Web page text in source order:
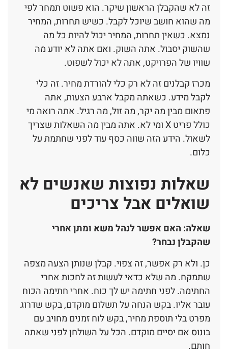
זה לא שהקבלן הראשון שיקר. הוא פשוט תמחר לפי
מה שהוא חושב שיוכל לקבל. כשיש תחרות, המחיר
נמצא. כשאין תחרות, המחיר יכול להיות כל מה
שהשוק יסבול. אתה השוק. ואם אתה לא יודע מה
שוויו של הפרויקט, אתה לא יכול לשפוט.
מכרז קבלנים זה לא רק כלי להורדת מחיר. זה כלי
לקבל מידע. כשאתה מקבל ארבע הצעות, אתה
פתאום מבין מה יקר, מה זול, מה רגיל. אתה רואה מי
כולל פריט X ומי לא. אתה מבין מה השאלות שצריך
לשאול. הידע הזה שווה כסף עוד לפני שחתמת על
כלום.
שאלות נפוצות שאנשים לא
שואלים אבל צריכים
שאלה: האם אפשר לנהל משא ומתן אחרי
שהקבלן נבחר?
כן. ולא רק אפשר, זה צפוי. קבלן שנותן הצעה מצפה
שתמקח. מה שלא כדאי לעשות זה לחכות אחרי
החתימה. לפני חתימה יש לך כוח. אחרי חתימה הכוח
עובר אליו. בקש הנחה על תשלום מוקדם, בקש שדרוג
מפרט בלי תוספת מחיר, בקש לוח זמנים מחויב עם
בונוס אם יסיים מוקדם. הכל על השולחן לפני שאתה
חותם.